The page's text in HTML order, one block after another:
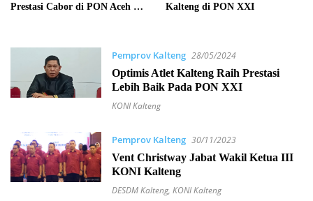
Prestasi Cabor di PON Aceh –
Kalteng di PON XXI
Pemprov Kalteng 28/05/2024
Optimis Atlet Kalteng Raih Prestasi
Lebih Baik Pada PON XXI
KONI Kalteng
Pemprov Kalteng 30/11/2023
Vent Christway Jabat Wakil Ketua III
KONI Kalteng
DESDM Kalteng, KONI Kalteng